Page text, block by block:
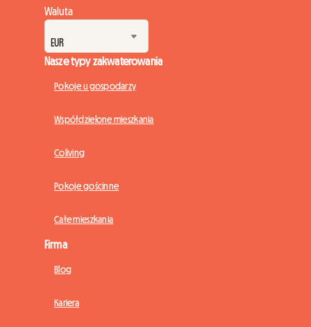
Waluta
Nasze typy zakwaterowania
Pokoje u gospodarzy
Współdzielone mieszkania
Coliving
Pokoje gościnne
Całe mieszkania
Firma
Blog
Kariera